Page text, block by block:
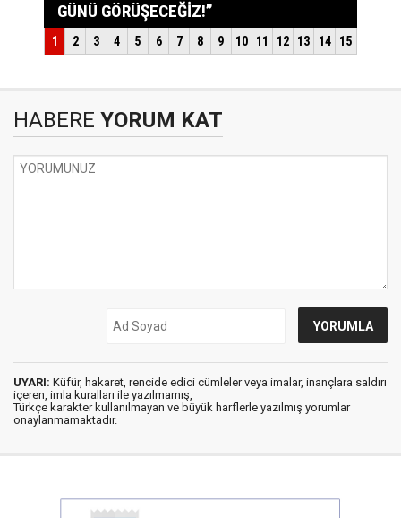
HABERE YORUM KAT
UYARI: Küfür, hakaret, rencide edici cümleler veya imalar, inançlara saldırı
içeren, imla kuralları ile yazılmamış,
Türkçe karakter kullanılmayan ve büyük harflerle yazılmış yorumlar
onaylanmamaktadır.